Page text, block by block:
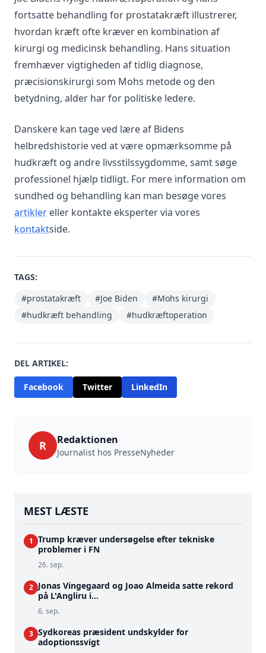
fortsatte behandling for prostatakræft illustrerer,
hvordan kræft ofte kræver en kombination af
kirurgi og medicinsk behandling. Hans situation
fremhæver vigtigheden af tidlig diagnose,
præcisionskirurgi som Mohs metode og den
betydning, alder har for politiske ledere.
Danskere kan tage ved lære af Bidens
helbredshistorie ved at være opmærksomme på
hudkræft og andre livsstilssygdomme, samt søge
professionel hjælp tidligt. For mere information om
sundhed og behandling kan man besøge vores
artikler eller kontakte eksperter via vores
kontaktside.
TAGS:
#prostatakræft
#Joe Biden
#Mohs kirurgi
#hudkræft behandling
#hudkræftoperation
DEL ARTIKEL:
Facebook Twitter LinkedIn
R Redaktionen
Journalist hos PresseNyheder
MEST LÆSTE
1 Trump kræver undersøgelse efter tekniske
problemer i FN
26. sep.
2 Jonas Vingegaard og Joao Almeida satte rekord
på L'Angliru i...
6. sep.
3 Sydkoreas præsident undskylder for
adoptionssvigt